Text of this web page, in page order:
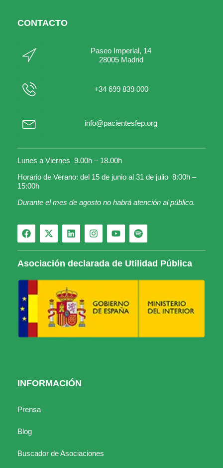
CONTACTO
Paseo Imperial, 14
28005 Madrid
+34 699 839 000
info@pacientesfep.org
Lunes a Viernes 9.00h – 18.00h
Horario de Verano: del 15 de junio al 31 de julio 8:00h –
15:00h
Durante el mes de agosto no habrá atención al público.
Asociación declarada de Utilidad Pública
INFORMACIÓN
Prensa
Blog
Buscador de Asociaciones